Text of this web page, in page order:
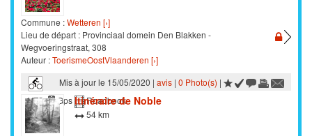
Commune :Wetteren [›]
Lieu de départ : Provinciaal domein Den Blakken -
Wegvoeringstraat, 308
Auteur :ToerismeOostVlaanderen [›]
Mis à jour le 15/05/2020 | avis| 0 Photo(s) |
VTC
Gps Roadbook
Itinéraire de Noble
54 km